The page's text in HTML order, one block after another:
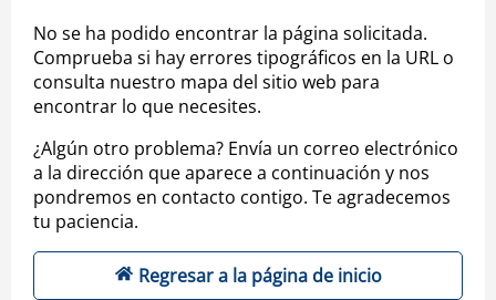
No se ha podido encontrar la página solicitada.
Comprueba si hay errores tipográficos en la URL o
consulta nuestro mapa del sitio web para
encontrar lo que necesites.
¿Algún otro problema? Envía un correo electrónico
a la dirección que aparece a continuación y nos
pondremos en contacto contigo. Te agradecemos
tu paciencia.
Regresar a la página de inicio